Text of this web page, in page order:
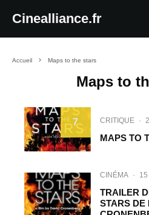
Cinealliance.fr
Accueil Maps to the stars
Maps to
7 CRITIQUE ·
MAPS TO
CINÉMA ·
TRAILER
STARS DE